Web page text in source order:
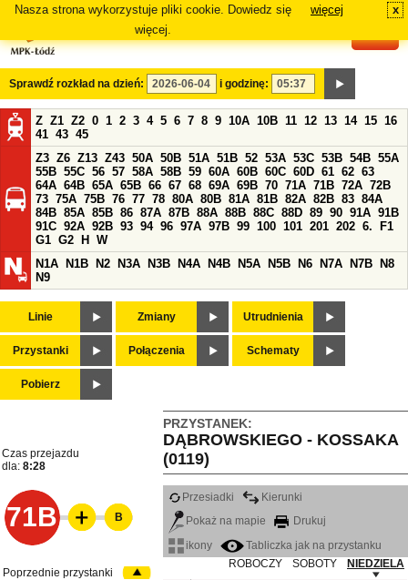
Nasza strona wykorzystuje pliki cookie. Dowiedz się
więcej.
więcej x
Sprawdź rozkład na dzień: i godzinę:
Z Z1 Z2 0 1 2 3 4 5 6 7 8 9 10A 10B 11 12 13 14 15 16
41 43 45
Z3 Z6 Z13 Z43 50A 50B 51A 51B 52 53A 53C 53B 54B 55A
55B 55C 56 57 58A 58B 59 60A 60B 60C 60D 61 62 63
64A 64B 65A 65B 66 67 68 69A 69B 70 71A 71B 72A 72B
73 75A 75B 76 77 78 80A 80B 81A 81B 82A 82B 83 84A
84B 85A 85B 86 87A 87B 88A 88B 88C 88D 89 90 91A 91B
91C 92A 92B 93 94 96 97A 97B 99 100 101 201 202 6.
F1
G1 G2 H
W
N1A
N1B N2 N3A N3B N4A N4B N5A N5B N6 N7A N7B
N8
N9
Linie Zmiany Utrudnienia
Przystanki Połączenia Schematy
Pobierz
PRZYSTANEK:
DĄBROWSKIEGO - KOSSAKA
(0119)
Czas przejazdu
dla: 8:28
71B
Przesiadki
Kierunki
Pokaż na mapie
Drukuj
ikony
Tabliczka jak na przystanku
ROBOCZY
SOBOTY
NIEDZIELA
B
Poprzednie przystanki